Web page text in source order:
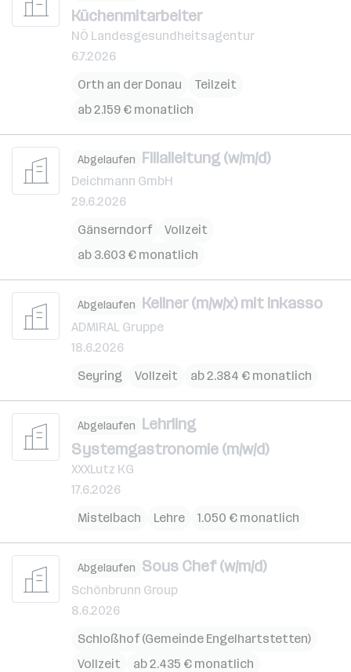
Küchenmitarbeiter
NÖ Landesgesundheitsagentur
6.7.2026
Orth an der Donau
Teilzeit
ab 2.159 € monatlich
Abgelaufen Filialleitung (w/m/d)
Deichmann GmbH
29.6.2026
Gänserndorf
Vollzeit
ab 3.603 € monatlich
Abgelaufen Kellner (m/w/x) mit Inkasso
ADMIRAL Gruppe
18.6.2026
Seyring
Vollzeit ab 2.384 € monatlich
Abgelaufen Lehrling
Systemgastronomie (m/w/d)
XXXLutz KG
17.6.2026
Mistelbach
Lehre 1.050 € monatlich
Abgelaufen Sous Chef (w/m/d)
Schönbrunn Group
8.6.2026
Schloßhof (Gemeinde Engelhartstetten)
Vollzeit
ab 2.435 € monatlich